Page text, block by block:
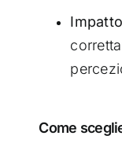
Come